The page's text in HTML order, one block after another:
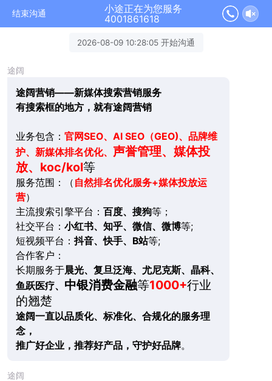
结束沟通
小途正在为您服务
4001861618
2026-08-09 10:28:05 开始沟通
途阔
途阔营销——新媒体搜索营销服务
有搜索框的地方，就有途阔营销
业务包含： 官网SEO、AI SEO（GEO)、品牌维
护、新媒体排名优化、 声誉管理、媒体投
放、koc/kol等
服务范围：（ 自然排名优化服务+媒体投放运
营）
主流搜索引擎平台： 百度、搜狗等；
社交平台： 小红书、知乎、微信、微博等;
短视频平台：抖音、快手、B站等;
合作客户：
长期服务于晨光、复旦泛海、尤尼克斯、晶科、
鱼跃医疗、 中银消费金融等1000+行业
的翘楚
途阔一直以品质化、标准化、合规化的服务理
念，
推广好企业，推荐好产品，守护好品牌。
途阔